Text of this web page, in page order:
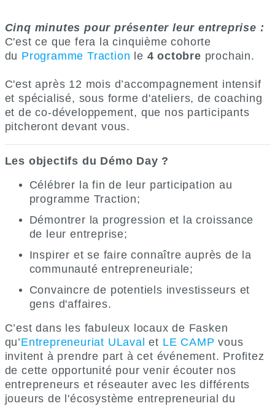
Cinq minutes pour présenter leur entreprise :
C'est ce que fera la cinquième cohorte
du Programme Traction le 4 octobre prochain.
C'est après 12 mois d’accompagnement intensif
et spécialisé, sous forme d'ateliers, de coaching
et de co-développement, que nos participants
pitcheront devant vous.
Les objectifs du Démo Day ?
Célébrer la fin de leur participation au
programme Traction;
Démontrer la progression et la croissance
de leur entreprise;
Inspirer et se faire connaître auprès de la
communauté entrepreneuriale;
Convaincre de potentiels investisseurs et
gens d'affaires.
C’est dans les fabuleux locaux de Fasken
qu’Entrepreneuriat ULaval et LE CAMP vous
invitent à prendre part à cet événement. Profitez
de cette opportunité pour venir écouter nos
entrepreneurs et réseauter avec les différents
joueurs de l'écosystème entrepreneurial du